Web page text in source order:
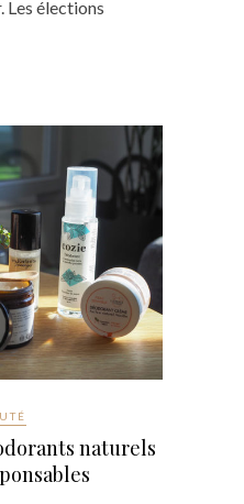
Les élections
naturels